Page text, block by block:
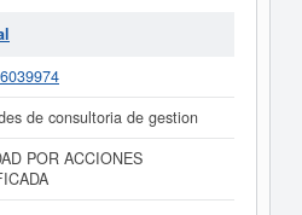
de consultoria de gestion
POR ACCIONES